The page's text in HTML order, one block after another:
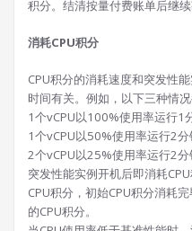
积分。结清按量付费账单后继续
消耗CPU积分
CPU积分的消耗速度和突发性
时间有关。例如，以下三种情
1个vCPU以100%使用率运行1
1个vCPU以50%使用率运行2分
2个vCPU以25%使用率运行2分
突发性能实例开机后即消耗
CPU积分，初始CPU积分消耗
的CPU积分。